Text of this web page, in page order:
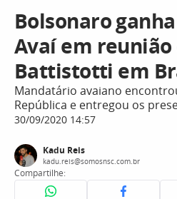
Bolsonaro
Avaí em reunião
Battistotti em
Mandatário avaiano
República e entregou os
30/09/2020 14:57
Kadu Reis
kadu.reis@somosnsc.com.br
Compartilhe: